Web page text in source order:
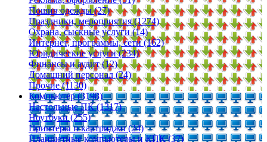
Пошив одежды (27)
Праздники, мероприятия (1274)
Охрана, сыскные услуги (14)
Интернет, программы, сети (162)
Юридические услуги (234)
Финансы и аудит (12)
Домашний персонал (24)
Прочие (1130)
Компьютер (3198)
Настольные ПК (1317)
Ноутбуки (255)
Принтеры и картриджи (24)
Планшетные компьютеры и КПК (37)